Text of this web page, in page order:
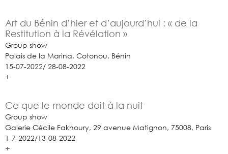
Art du Bénin d’hier et d’aujourd’hui : « de la
Restitution à la Révélation »
Group show
Palais de la Marina, Cotonou, Bénin
15-07-2022/ 28-08-2022
+
Ce que le monde doit à la nuit
Group show
Galerie Cécile Fakhoury, 29 avenue Matignon, 75008, Paris
1-7-2022/13-08-2022
+